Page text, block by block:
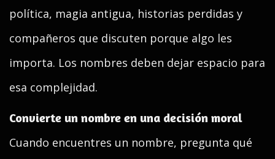
política, magia antigua, historias perdidas y
compañeros que discuten porque algo les
importa. Los nombres deben dejar espacio para
esa complejidad.
Convierte un nombre en una decisión moral
Cuando encuentres un nombre, pregunta qué